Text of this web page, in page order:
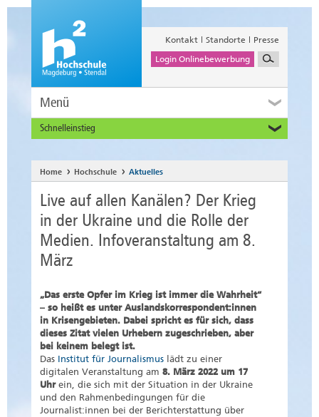
Kontakt Standorte
Presse
Login Onlinebewerbung
Menü
Schnelleinstieg
Alumni
Unternehmen und Institutionen
Studierende
Beschäftigte
International
Home Hochschule Aktuelles
Live auf allen Kanälen? Der Krieg
in der Ukraine und die Rolle der
Medien. Infoveranstaltung am 8.
März
„Das erste Opfer im Krieg ist immer die Wahrheit“
– so heißt es unter Auslandskorrespondent:innen
in Krisengebieten. Dabei spricht es für sich, dass
dieses Zitat vielen Urhebern zugeschrieben, aber
bei keinem belegt ist.
Das Institut für Journalismus lädt zu einer
digitalen Veranstaltung am 8. März 2022 um 17
Uhrein, die sich mit der Situation in der Ukraine
und den Rahmenbedingungen für die
Journalist:innen bei der Berichterstattung über